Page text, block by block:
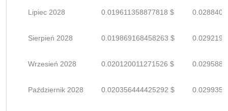
Lipiec 2028 0.019611358877818 $
Sierpień 2028 0.019869168458263 $
Wrzesień 2028 0.020120011271526 $
Październik 2028 0.020356444425292 $